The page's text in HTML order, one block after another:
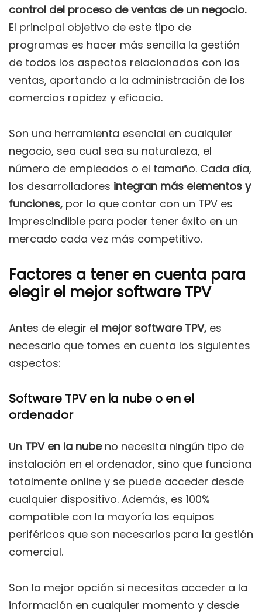
control del proceso de ventas de un negocio.
El principal objetivo de este tipo de
programas es hacer más sencilla la gestión
de todos los aspectos relacionados con las
ventas, aportando a la administración de los
comercios rapidez y eficacia.
Son una herramienta esencial en cualquier
negocio, sea cual sea su naturaleza, el
número de empleados o el tamaño. Cada día,
los desarrolladores integran más elementos y
funciones, por lo que contar con un TPV es
imprescindible para poder tener éxito en un
mercado cada vez más competitivo.
Factores a tener en cuenta para
elegir el mejor software TPV
Antes de elegir el mejor software TPV, es
necesario que tomes en cuenta los siguientes
aspectos:
Software TPV en la nube o en el
ordenador
Un TPV en la nubeno necesita ningún tipo de
instalación en el ordenador, sino que funciona
totalmente online y se puede acceder desde
cualquier dispositivo. Además, es 100%
compatible con la mayoría los equipos
periféricos que son necesarios para la gestión
comercial.
Son la mejor opción si necesitas acceder a la
información en cualquier momento y desde